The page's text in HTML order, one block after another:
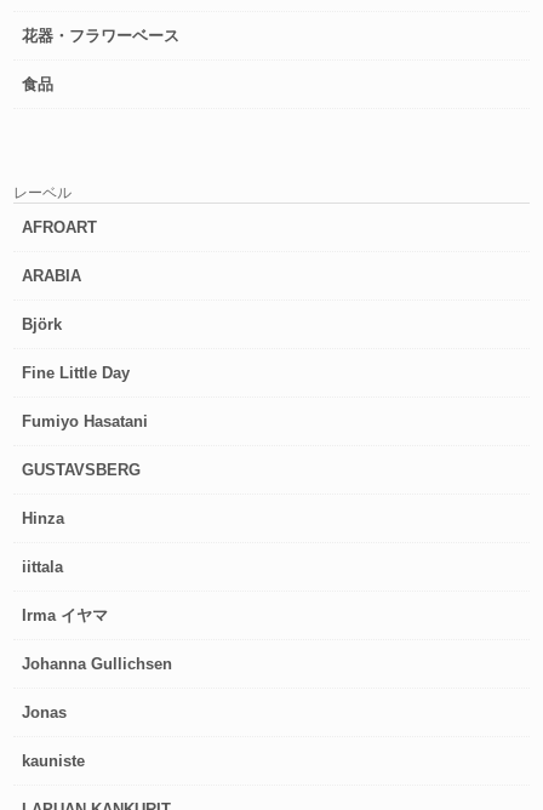
花器・フラワーベース
食品
レーベル
AFROART
ARABIA
Björk
Fine Little Day
Fumiyo Hasatani
GUSTAVSBERG
Hinza
iittala
Irma イヤマ
Johanna Gullichsen
Jonas
kauniste